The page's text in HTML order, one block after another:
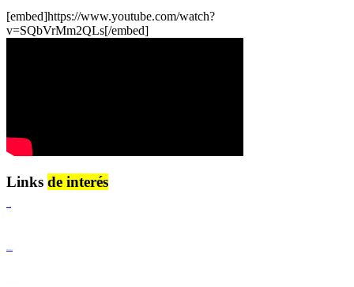
[embed]https://www.youtube.com/watch?
v=SQbVrMm2QLs[/embed]
Links de interés